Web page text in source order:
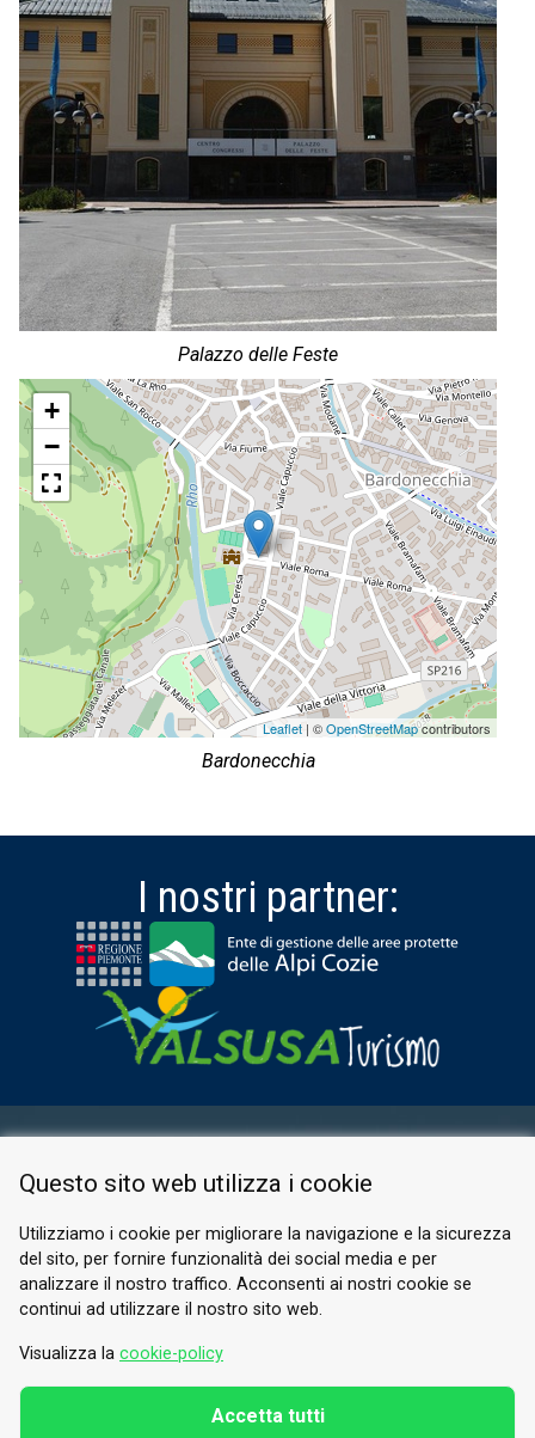
Palazzo delle Feste
+
−
Leaflet | ©OpenStreetMapcontributors
Bardonecchia
I nostri partner:
PRIVACY POLICY
© 2026 Valle di Susa
Tesori di Arte e Cultura Alpina
Tel.
E-mail.info@vallesusa-tesori.it
Questo sito web utilizza i cookie
Utilizziamo i cookie per migliorare la navigazione e la sicurezza
del sito, per fornire funzionalità dei social media e per
analizzare il nostro traffico. Acconsenti ai nostri cookie se
continui ad utilizzare il nostro sito web.
Visualizza la cookie-policy
Accetta tutti